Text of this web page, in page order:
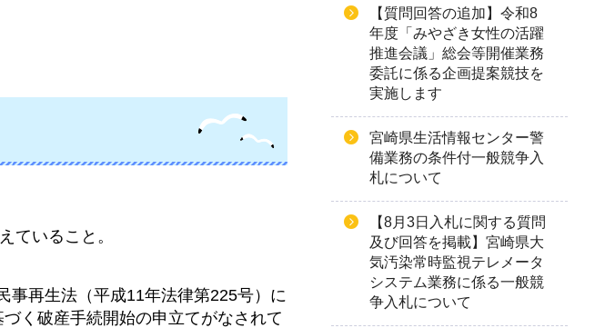
ていること。
事再生法（平成11年法律第225号）に
く破産手続開始の申立てがなされて
【質問回答の追加】令和8
年度「みやざき女性の活躍
推進会議」総会等開催業務
委託に係る企画提案競技を
実施します
宮崎県生活情報センター警
備業務の条件付一般競争入
札について
【8月3日入札に関する質問
及び回答を掲載】宮崎県大
気汚染常時監視テレメータ
システム業務に係る一般競
争入札について